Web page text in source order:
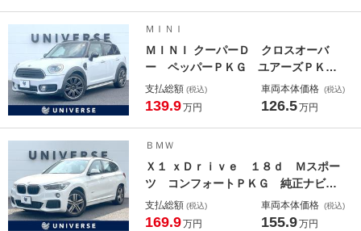
チＡＷ ＥＴＣ 禁煙車
ＭＩＮＩ
ＭＩＮＩ クーパーＤ クロスオーバ
ー ペッパーＰＫＧ ユアーズＰＫ
Ｇ アダプティブＬＥＤヘッドラン
プ ＨＵＤ 黒革 純正ナビ リアビ
ン パワーバックドア ＥＴＣ 禁煙
車
支払総額 (税込)
139.9万円
車両本体価格 (税込)
126.5万円
ＢＭＷ
Ｘ１ ｘＤｒｉｖｅ １８ｄ Ｍスポー
ツ コンフォートＰＫＧ 純正ナビ
バックカメラ パークディスタンスコ
ントロール パーキングアシスト Ｍ
支払総額 (税込)
169.9万円
車両本体価格 (税込)
155.9万円